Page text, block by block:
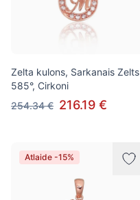
Zelta kulons, Sarkanais Zelts
585°, Cirkoni
254.34 € 216.19 €
Atlaide -15%